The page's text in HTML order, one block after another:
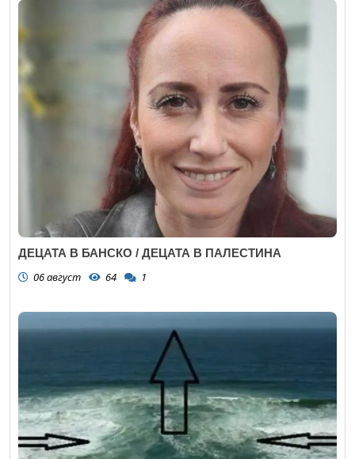
ДЕЦАТА В БАНСКО / ДЕЦАТА В ПАЛЕСТИНА
06 август 64 1